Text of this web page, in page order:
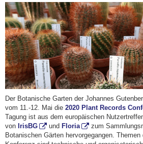
Der Botanische Garten der Johannes
vom 11.-12. Mai die 2020 Plant Records
Tagung ist aus dem europäischen
von IrisBG und Floria
zum
Botanischen Gärten hervorgegangen.